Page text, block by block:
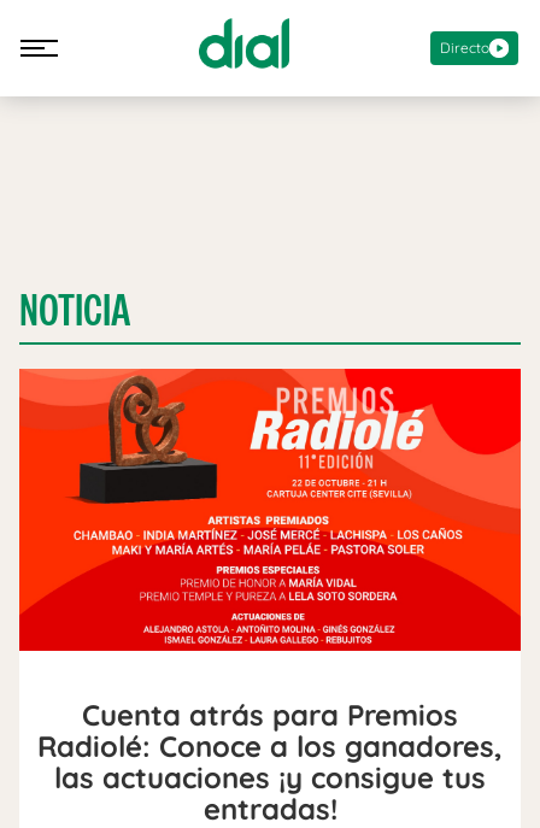
Directo
NOTICIA
Cuenta atrás para Premios
Radiolé: Conoce a los ganadores,
las actuaciones ¡y consigue tus
entradas!